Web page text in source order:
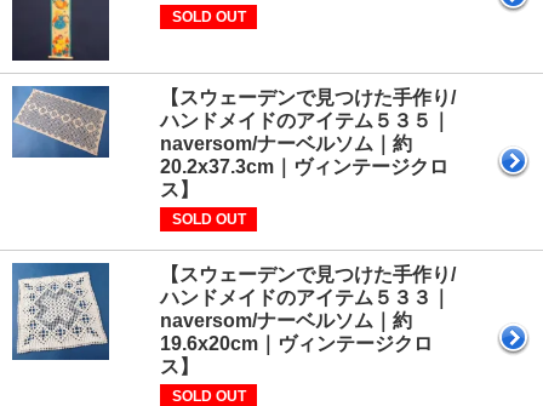
SOLD OUT
【スウェーデンで見つけた手作り/
ハンドメイドのアイテム５３５｜
naversom/ナーベルソム｜約
20.2x37.3cm｜ヴィンテージクロ
ス】
SOLD OUT
【スウェーデンで見つけた手作り/
ハンドメイドのアイテム５３３｜
naversom/ナーベルソム｜約
19.6x20cm｜ヴィンテージクロ
ス】
SOLD OUT